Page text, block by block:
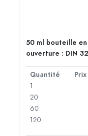
50 ml bouteille
ouverture : DIN 32
Quantité
1
20
60
120